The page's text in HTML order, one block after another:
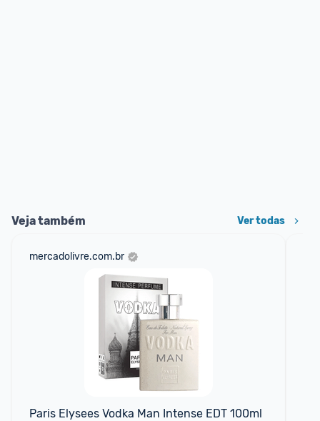
Veja também Ver todas
mercadolivre.com.br
Paris Elysees Vodka Man Intense EDT 100ml